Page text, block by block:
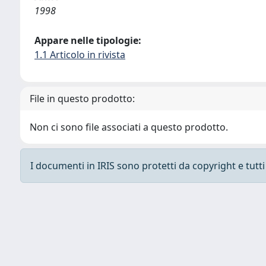
1998
Appare nelle tipologie:
1.1 Articolo in rivista
File in questo prodotto:
Non ci sono file associati a questo prodotto.
I documenti in IRIS sono protetti da copyright e